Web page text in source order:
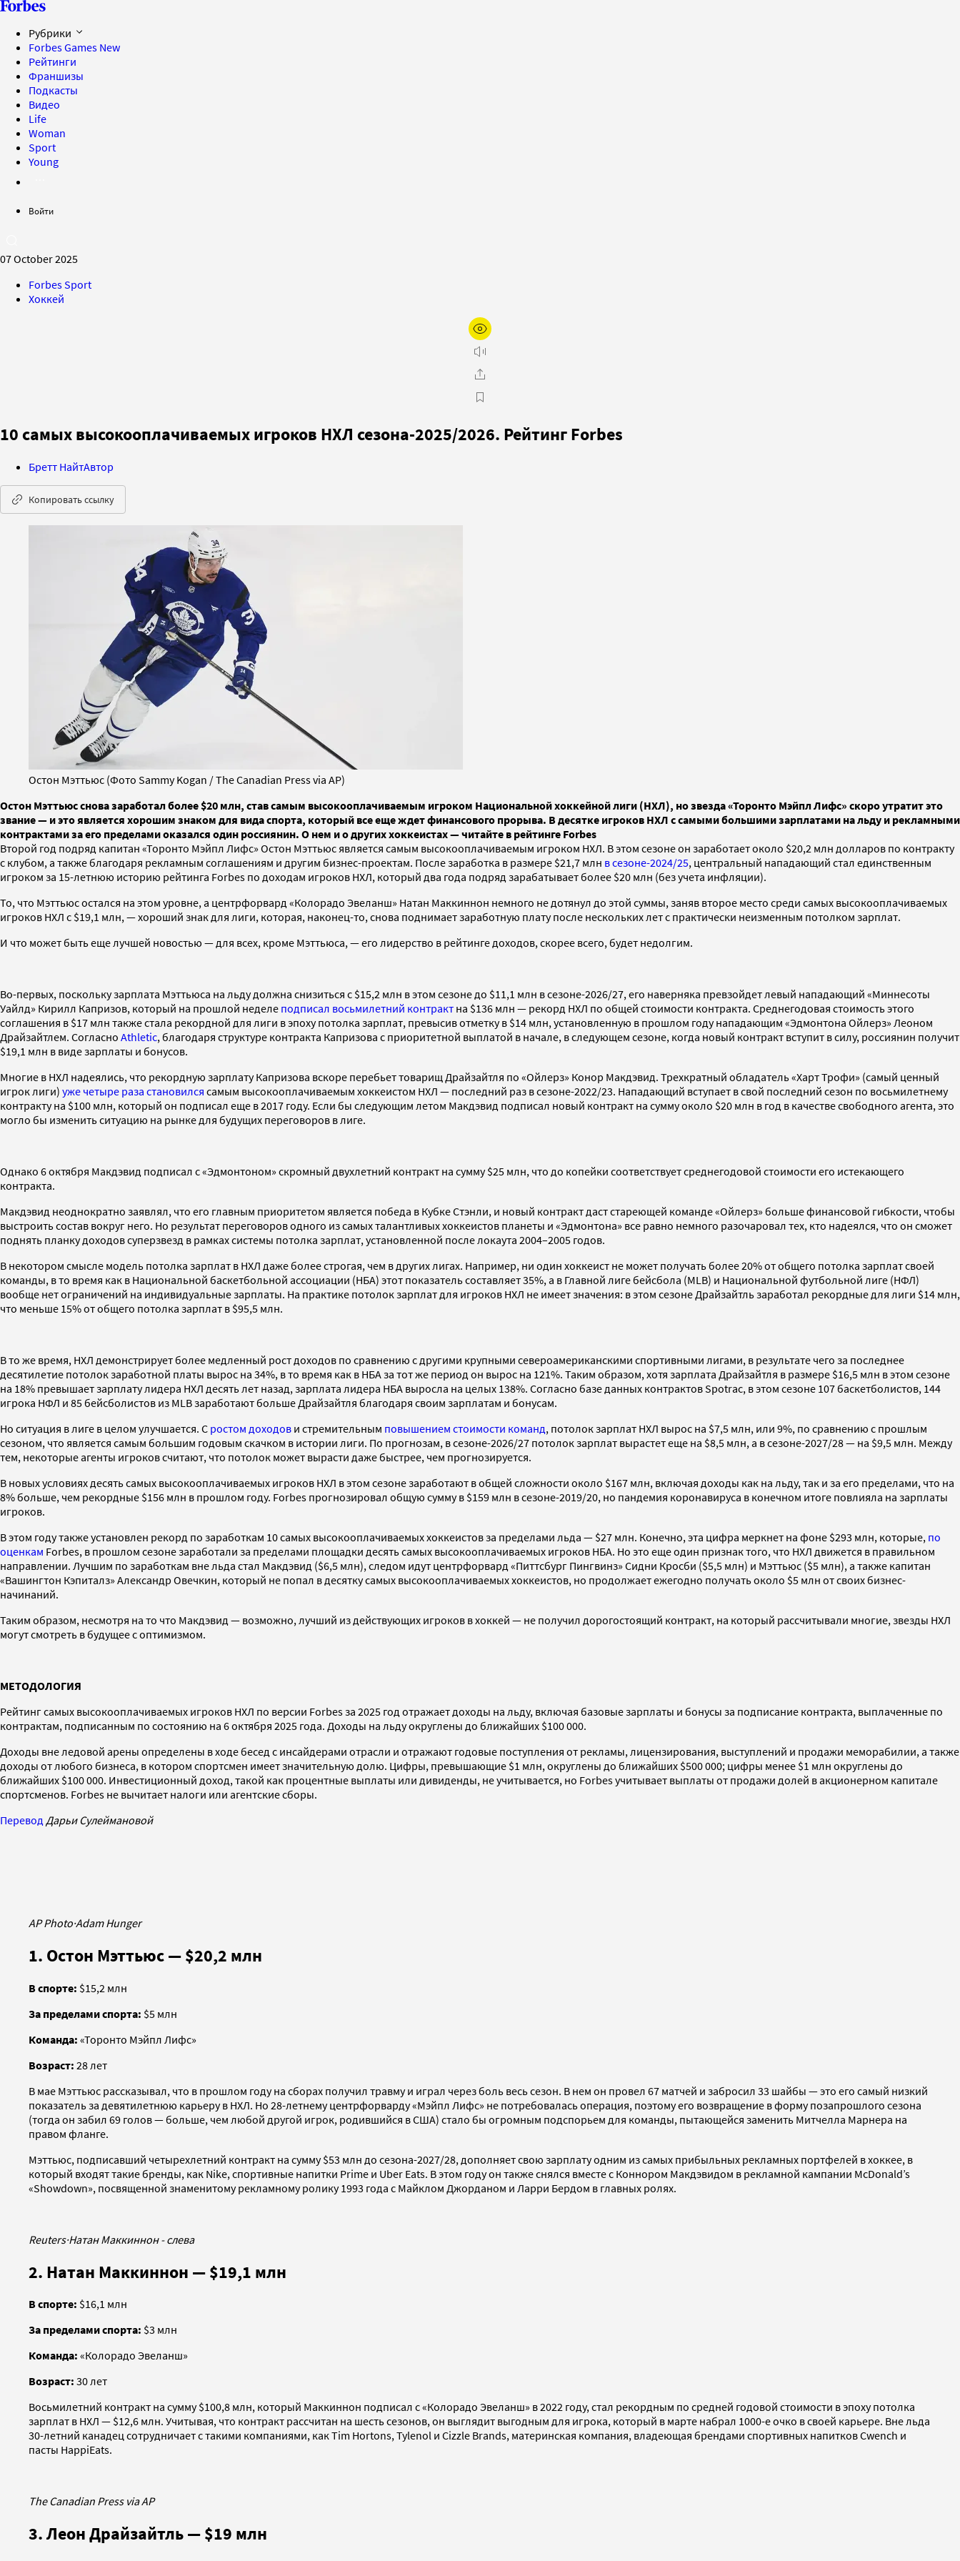
Рубрики
Forbes Games New
Рейтинги
Франшизы
Подкасты
Видео
Life
Woman
Sport
Young
Войти
07 October 2025
Forbes Sport
Хоккей
10 самых высокооплачиваемых игроков НХЛ сезона-2025/2026. Рейтинг Forbes
Бретт НайтАвтор
Копировать ссылку
Остон Мэттьюс (Фото Sammy Kogan / The Canadian Press via AP)
Остон Мэттьюс снова заработал более $20 млн, став самым высокооплачиваемым игроком Национальной хоккейной лиги (НХЛ), но звезда «Торонто Мэйпл Лифс» скоро утратит это
звание — и это является хорошим знаком для вида спорта, который все еще ждет финансового прорыва. В десятке игроков НХЛ с самыми большими зарплатами на льду и рекламными
контрактами за его пределами оказался один россиянин. О нем и о других хоккеистах — читайте в рейтинге Forbes
Второй год подряд капитан «Торонто Мэйпл Лифс» Остон Мэттьюс является самым высокооплачиваемым игроком НХЛ. В этом сезоне он заработает около $20,2 млн долларов по контракту
с клубом, а также благодаря рекламным соглашениям и другим бизнес-проектам. После заработка в размере $21,7 млн в сезоне-2024/25, центральный нападающий стал единственным
игроком за 15-летнюю историю рейтинга Forbes по доходам игроков НХЛ, который два года подряд зарабатывает более $20 млн (без учета инфляции).
То, что Мэттьюс остался на этом уровне, а центрфорвард «Колорадо Эвеланш» Натан Маккиннон немного не дотянул до этой суммы, заняв второе место среди самых высокооплачиваемых
игроков НХЛ с $19,1 млн, — хороший знак для лиги, которая, наконец-то, снова поднимает заработную плату после нескольких лет с практически неизменным потолком зарплат.
И что может быть еще лучшей новостью — для всех, кроме Мэттьюса, — его лидерство в рейтинге доходов, скорее всего, будет недолгим.
Во-первых, поскольку зарплата Мэттьюса на льду должна снизиться с $15,2 млн в этом сезоне до $11,1 млн в сезоне-2026/27, его наверняка превзойдет левый нападающий «Миннесоты
Уайлд» Кирилл Капризов, который на прошлой неделе подписал восьмилетний контракт на $136 млн — рекорд НХЛ по общей стоимости контракта. Среднегодовая стоимость этого
соглашения в $17 млн также стала рекордной для лиги в эпоху потолка зарплат, превысив отметку в $14 млн, установленную в прошлом году нападающим «Эдмонтона Ойлерз» Леоном
Драйзайтлем. Согласно Athletic, благодаря структуре контракта Капризова с приоритетной выплатой в начале, в следующем сезоне, когда новый контракт вступит в силу, россиянин получит
$19,1 млн в виде зарплаты и бонусов.
Многие в НХЛ надеялись, что рекордную зарплату Капризова вскоре перебьет товарищ Драйзайтля по «Ойлерз» Конор Макдэвид. Трехкратный обладатель «Харт Трофи» (самый ценный
игрок лиги) уже четыре раза становился самым высокооплачиваемым хоккеистом НХЛ — последний раз в сезоне-2022/23. Нападающий вступает в свой последний сезон по восьмилетнему
контракту на $100 млн, который он подписал еще в 2017 году. Если бы следующим летом Макдэвид подписал новый контракт на сумму около $20 млн в год в качестве свободного агента, это
могло бы изменить ситуацию на рынке для будущих переговоров в лиге.
Однако 6 октября Макдэвид подписал с «Эдмонтоном» скромный двухлетний контракт на сумму $25 млн, что до копейки соответствует среднегодовой стоимости его истекающего
контракта.
Макдэвид неоднократно заявлял, что его главным приоритетом является победа в Кубке Стэнли, и новый контракт даст стареющей команде «Ойлерз» больше финансовой гибкости, чтобы
выстроить состав вокруг него. Но результат переговоров одного из самых талантливых хоккеистов планеты и «Эдмонтона» все равно немного разочаровал тех, кто надеялся, что он сможет
поднять планку доходов суперзвезд в рамках системы потолка зарплат, установленной после локаута 2004–2005 годов.
В некотором смысле модель потолка зарплат в НХЛ даже более строгая, чем в других лигах. Например, ни один хоккеист не может получать более 20% от общего потолка зарплат своей
команды, в то время как в Национальной баскетбольной ассоциации (НБА) этот показатель составляет 35%, а в Главной лиге бейсбола (MLB) и Национальной футбольной лиге (НФЛ)
вообще нет ограничений на индивидуальные зарплаты. На практике потолок зарплат для игроков НХЛ не имеет значения: в этом сезоне Драйзайтль заработал рекордные для лиги $14 млн,
что меньше 15% от общего потолка зарплат в $95,5 млн.
В то же время, НХЛ демонстрирует более медленный рост доходов по сравнению с другими крупными североамериканскими спортивными лигами, в результате чего за последнее
десятилетие потолок заработной платы вырос на 34%, в то время как в НБА за тот же период он вырос на 121%. Таким образом, хотя зарплата Драйзайтля в размере $16,5 млн в этом сезоне
на 18% превышает зарплату лидера НХЛ десять лет назад, зарплата лидера НБА выросла на целых 138%. Согласно базе данных контрактов Spotrac, в этом сезоне 107 баскетболистов, 144
игрока НФЛ и 85 бейсболистов из MLB заработают больше Драйзайтля благодаря своим зарплатам и бонусам.
Но ситуация в лиге в целом улучшается. С ростом доходов и стремительным повышением стоимости команд, потолок зарплат НХЛ вырос на $7,5 млн, или 9%, по сравнению с прошлым
сезоном, что является самым большим годовым скачком в истории лиги. По прогнозам, в сезоне-2026/27 потолок зарплат вырастет еще на $8,5 млн, а в сезоне-2027/28 — на $9,5 млн. Между
тем, некоторые агенты игроков считают, что потолок может вырасти даже быстрее, чем прогнозируется.
В новых условиях десять самых высокооплачиваемых игроков НХЛ в этом сезоне заработают в общей сложности около $167 млн, включая доходы как на льду, так и за его пределами, что на
8% больше, чем рекордные $156 млн в прошлом году. Forbes прогнозировал общую сумму в $159 млн в сезоне-2019/20, но пандемия коронавируса в конечном итоге повлияла на зарплаты
игроков.
В этом году также установлен рекорд по заработкам 10 самых высокооплачиваемых хоккеистов за пределами льда — $27 млн. Конечно, эта цифра меркнет на фоне $293 млн, которые, по
оценкам Forbes, в прошлом сезоне заработали за пределами площадки десять самых высокооплачиваемых игроков НБА. Но это еще один признак того, что НХЛ движется в правильном
направлении. Лучшим по заработкам вне льда стал Макдэвид ($6,5 млн), следом идут центрфорвард «Питтсбург Пингвинз» Сидни Кросби ($5,5 млн) и Мэттьюс ($5 млн), а также капитан
«Вашингтон Кэпиталз» Александр Овечкин, который не попал в десятку самых высокооплачиваемых хоккеистов, но продолжает ежегодно получать около $5 млн от своих бизнес-
начинаний.
Таким образом, несмотря на то что Макдэвид — возможно, лучший из действующих игроков в хоккей — не получил дорогостоящий контракт, на который рассчитывали многие, звезды НХЛ
могут смотреть в будущее с оптимизмом.
МЕТОДОЛОГИЯ
Рейтинг самых высокооплачиваемых игроков НХЛ по версии Forbes за 2025 год отражает доходы на льду, включая базовые зарплаты и бонусы за подписание контракта, выплаченные по
контрактам, подписанным по состоянию на 6 октября 2025 года. Доходы на льду округлены до ближайших $100 000.
Доходы вне ледовой арены определены в ходе бесед с инсайдерами отрасли и отражают годовые поступления от рекламы, лицензирования, выступлений и продажи меморабилии, а также
доходы от любого бизнеса, в котором спортсмен имеет значительную долю. Цифры, превышающие $1 млн, округлены до ближайших $500 000; цифры менее $1 млн округлены до
ближайших $100 000. Инвестиционный доход, такой как процентные выплаты или дивиденды, не учитывается, но Forbes учитывает выплаты от продажи долей в акционерном капитале
спортсменов. Forbes не вычитает налоги или агентские сборы.
Перевод Дарьи Сулеймановой
AP Photo·Adam Hunger
1. Остон Мэттьюс — $20,2 млн
В спорте: $15,2 млн
За пределами спорта: $5 млн
Команда: «Торонто Мэйпл Лифс»
Возраст: 28 лет
В мае Мэттьюс рассказывал, что в прошлом году на сборах получил травму и играл через боль весь сезон. В нем он провел 67 матчей и забросил 33 шайбы — это его самый низкий
показатель за девятилетнюю карьеру в НХЛ. Но 28-летнему центрфорварду «Мэйпл Лифс» не потребовалась операция, поэтому его возвращение в форму позапрошлого сезона
(тогда он забил 69 голов — больше, чем любой другой игрок, родившийся в США) стало бы огромным подспорьем для команды, пытающейся заменить Митчелла Марнера на
правом фланге.
Мэттьюс, подписавший четырехлетний контракт на сумму $53 млн до сезона-2027/28, дополняет свою зарплату одним из самых прибыльных рекламных портфелей в хоккее, в
который входят такие бренды, как Nike, спортивные напитки Prime и Uber Eats. В этом году он также снялся вместе с Коннором Макдэвидом в рекламной кампании McDonald’s
«Showdown», посвященной знаменитому рекламному ролику 1993 года с Майклом Джорданом и Ларри Бердом в главных ролях.
Reuters·Натан Маккиннон - слева
2. Натан Маккиннон — $19,1 млн
В спорте: $16,1 млн
За пределами спорта: $3 млн
Команда: «Колорадо Эвеланш»
Возраст: 30 лет
Восьмилетний контракт на сумму $100,8 млн, который Маккиннон подписал с «Колорадо Эвеланш» в 2022 году, стал рекордным по средней годовой стоимости в эпоху потолка
зарплат в НХЛ — $12,6 млн. Учитывая, что контракт рассчитан на шесть сезонов, он выглядит выгодным для игрока, который в марте набрал 1000-е очко в своей карьере. Вне льда
30-летний канадец сотрудничает с такими компаниями, как Tim Hortons, Tylenol и Cizzle Brands, материнская компания, владеющая брендами спортивных напитков Cwench и
пасты HappiEats.
The Canadian Press via AP
3. Леон Драйзайтль — $19 млн